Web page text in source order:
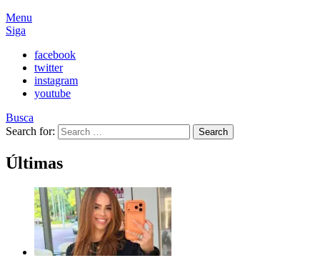
Menu
Siga
facebook
twitter
instagram
youtube
Busca
Search for:
Search
Últimas